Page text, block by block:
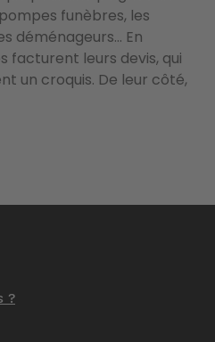
funèbres, les
déménageurs… En
facturent leurs devis, qui
un croquis. De leur côté,
?